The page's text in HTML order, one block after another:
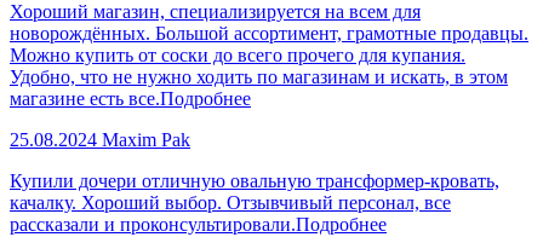
Хороший магазин, специализируется на всем для
новорождённых. Большой ассортимент, грамотные продавцы.
Можно купить от соски до всего прочего для купания.
Удобно, что не нужно ходить по магазинам и искать, в этом
магазине есть все.Подробнее
25.08.2024 Maxim Pak
Купили дочери отличную овальную трансформер-кровать,
качалку. Хороший выбор. Отзывчивый персонал, все
рассказали и проконсультировали.Подробнее